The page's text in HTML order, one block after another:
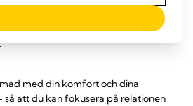
och främjar hudens återhämtning
håller dig torr, bekväm och säker,
med din komfort och dina
så att du kan fokusera på relationen